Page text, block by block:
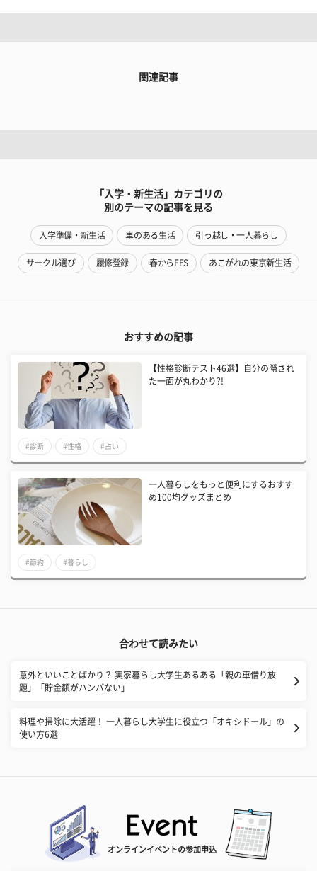
関連記事
「入学・新生活」カテゴリの
別のテーマの記事を見る
入学準備・新生活 車のある生活 引っ越し・一人暮らし
サークル選び 履修登録 春からFES あこがれの東京新生活
おすすめの記事
【性格診断テスト46選】自分の隠され
た一面が丸わかり?!
#診断 #性格 #占い
一人暮らしをもっと便利にするおすす
め100均グッズまとめ
#節約 #暮らし
合わせて読みたい
意外といいことばかり？ 実家暮らし大学生あるある「親の車借り放
題」「貯金額がハンパない」
料理や掃除に大活躍！ 一人暮らし大学生に役立つ「オキシドール」の
使い方6選
オンラインイベントの参加申込